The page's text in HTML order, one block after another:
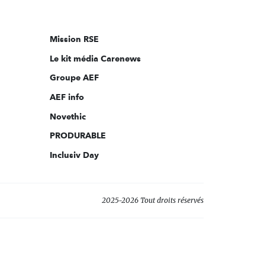
sur:
Mission RSE
Le kit média Carenews
Groupe AEF
AEF info
Novethic
PRODURABLE
Inclusiv Day
2025-2026 Tout droits réservés